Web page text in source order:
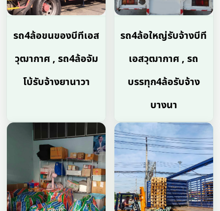
รถ4ล้อขนของบีทีเอส
วุฒากาศ , รถ4ล้อจัม
โบ้รับจ้างยานาวา
รถ4ล้อใหญ่รับจ้างบีที
เอสวุฒากาศ , รถ
บรรทุก4ล้อรับจ้าง
บางนา